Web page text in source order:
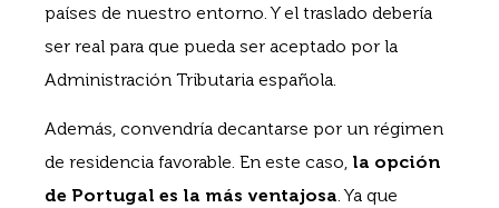
países de nuestro entorno. Y el traslado debería
ser real para que pueda ser aceptado por la
Administración Tributaria española.
Además, convendría decantarse por un régimen
de residencia favorable. En este caso, la opción
de Portugal es la más ventajosa. Ya que